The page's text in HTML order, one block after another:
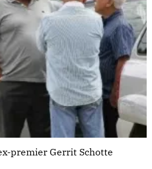
premier Gerrit Schotte